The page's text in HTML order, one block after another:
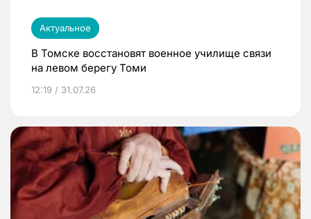
Актуальное
В Томске восстановят военное училище связи
на левом берегу Томи
12:19 / 31.07.26